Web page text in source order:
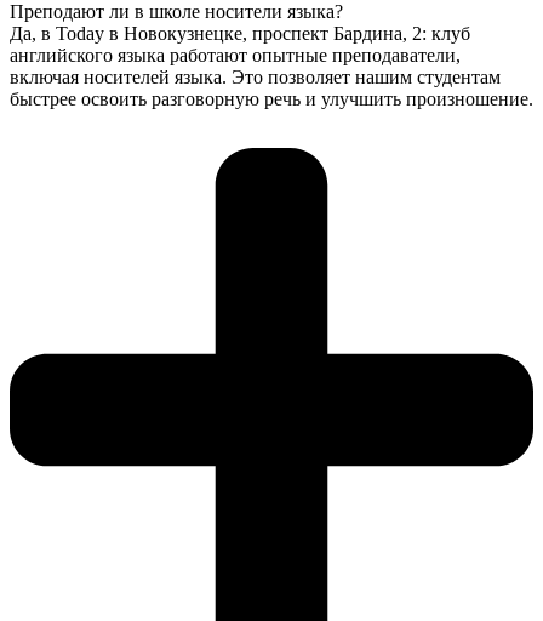
Преподают ли в школе носители языка?
Да, в Today в Новокузнецке, проспект Бардина, 2: клуб
английского языка работают опытные преподаватели,
включая носителей языка. Это позволяет нашим студентам
быстрее освоить разговорную речь и улучшить произношение.